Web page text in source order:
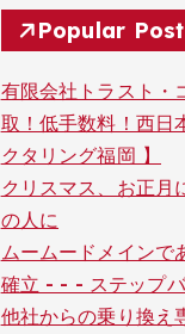
Popular
有限会社トラスト・
取！低手数料！西日
クタリング福岡 】
クリスマス、お正月
の人に
ムームードメインで
確立 - - - ステップバ
他社からの乗り換え